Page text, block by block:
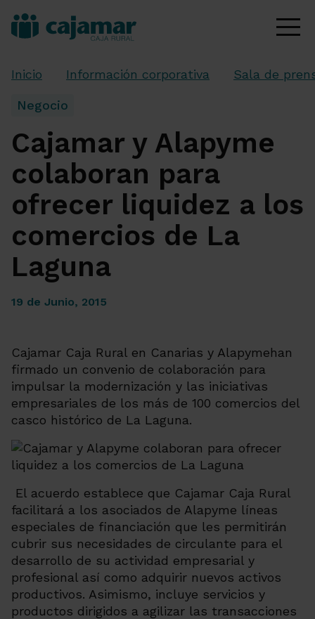
Inicio Información corporativa Sala de
Negocio
Cajamar y Alapyme
colaboran para
ofrecer liquidez a los
comercios de La
Laguna
19 de Junio, 2015
Cajamar Caja Rural en Canarias y Alapymehan
firmado un convenio de colaboración para
impulsar la modernización y las iniciativas
empresariales de los más de 100 comercios del
casco histórico de La Laguna.
El acuerdo establece que Cajamar Caja Rural
facilitará a los asociados de Alapyme líneas
especiales de financiación que les permitirán
cubrir sus necesidades de circulante para el
desarrollo de su actividad empresarial y
profesional así como adquirir nuevos activos
productivos. Asimismo, incluye servicios y
productos dirigidos a agilizar las transacciones